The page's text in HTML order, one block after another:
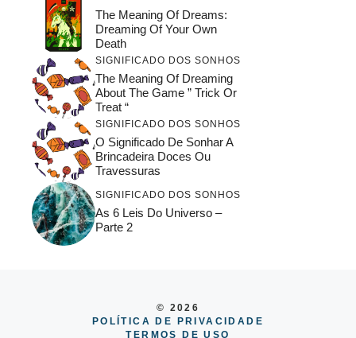
The Meaning Of Dreams:
Dreaming Of Your Own
Death
SIGNIFICADO DOS SONHOS
The Meaning Of Dreaming
About The Game ” Trick Or
Treat “
SIGNIFICADO DOS SONHOS
O Significado De Sonhar A
Brincadeira Doces Ou
Travessuras
SIGNIFICADO DOS SONHOS
As 6 Leis Do Universo –
Parte 2
© 2026
POLÍTICA DE PRIVACIDADE
TERMOS DE USO